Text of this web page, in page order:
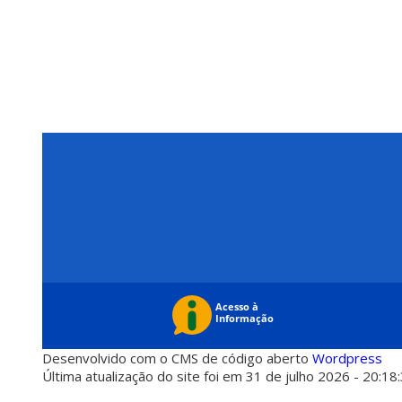
Desenvolvido com o CMS de código aberto Wordpress
Última atualização do site foi em 31 de julho 2026 -